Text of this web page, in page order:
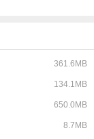
361.6MB
134.1MB
650.0MB
8.7MB